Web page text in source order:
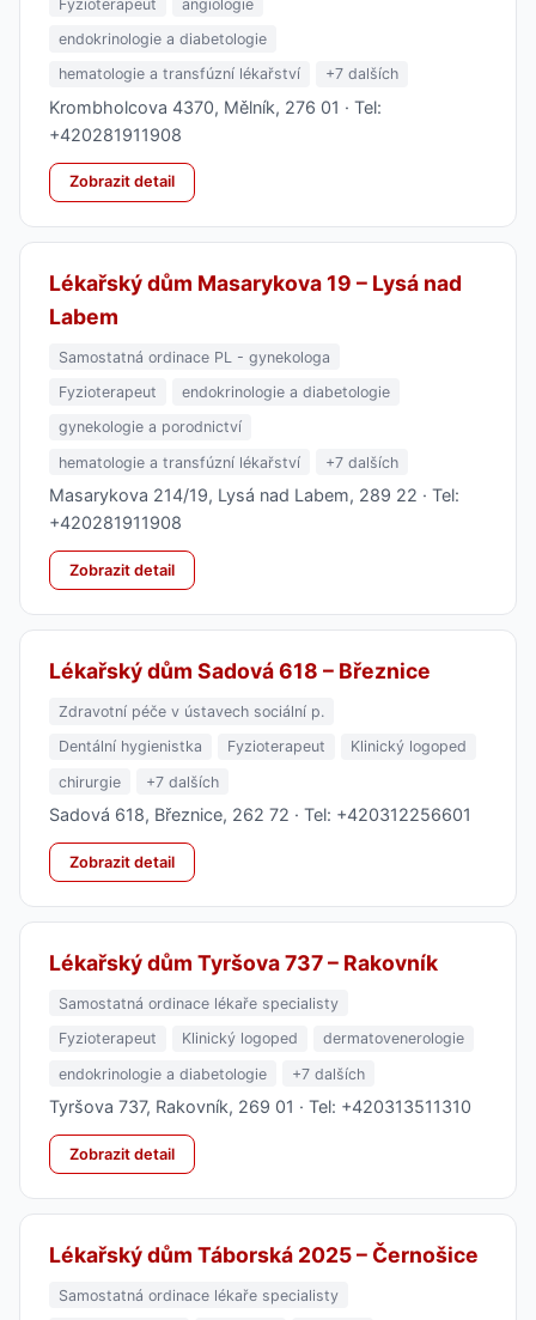
Fyzioterapeut
angiologie
endokrinologie a diabetologie
hematologie a transfúzní lékařství
+7 dalších
Krombholcova 4370, Mělník, 276 01 · Tel:
+420281911908
Zobrazit detail
Lékařský dům Masarykova 19 – Lysá nad
Labem
Samostatná ordinace PL - gynekologa
Fyzioterapeut
endokrinologie a diabetologie
gynekologie a porodnictví
hematologie a transfúzní lékařství
+7 dalších
Masarykova 214/19, Lysá nad Labem, 289 22 · Tel:
+420281911908
Zobrazit detail
Lékařský dům Sadová 618 – Březnice
Zdravotní péče v ústavech sociální p.
Dentální hygienistka
Fyzioterapeut
Klinický logoped
chirurgie
+7 dalších
Sadová 618, Březnice, 262 72 · Tel: +420312256601
Zobrazit detail
Lékařský dům Tyršova 737 – Rakovník
Samostatná ordinace lékaře specialisty
Fyzioterapeut
Klinický logoped
dermatovenerologie
endokrinologie a diabetologie
+7 dalších
Tyršova 737, Rakovník, 269 01 · Tel: +420313511310
Zobrazit detail
Lékařský dům Táborská 2025 – Černošice
Samostatná ordinace lékaře specialisty